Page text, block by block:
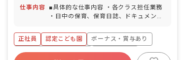
年末年始休暇（12/29～1/3） 有給休暇
（取率90％／時間単位での取得可／連休
為、職員の満足度も高いのが当法人の特
徴です。 慶弔休暇 産前産後・育児休暇
護休暇 ※お休みの相談もしやすく自由に
車場自己手配：料金1/2補助）
仕事内容
■具体的な仕事内容 ・各クラス担任業務
・日中の保育、保育日誌、ドキュメンテ
ど ・保育計画の作成（年案、月案、週
案） ・行事や係などの準備 ・保護者対
応や子育て支援に向けての準備 ■保育理
正社員 認定こども園
ボーナス・賞与あり
寮・住宅・家賃補助あり
社会保険完備